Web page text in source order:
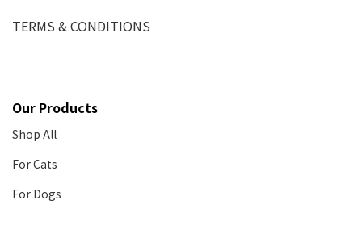
TERMS & CONDITIONS
Our Products
Shop All
For Cats
For Dogs